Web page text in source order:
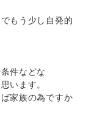
もう少し自発的
件などな
います。
家族の為ですか